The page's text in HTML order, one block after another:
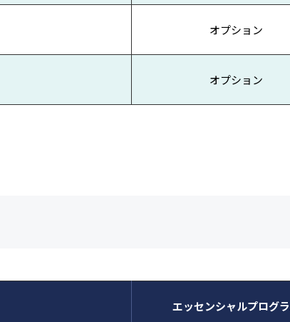
オプション
オプション
エッセンシャルプログ